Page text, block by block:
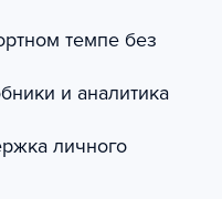
темпе без
и аналитика
личного